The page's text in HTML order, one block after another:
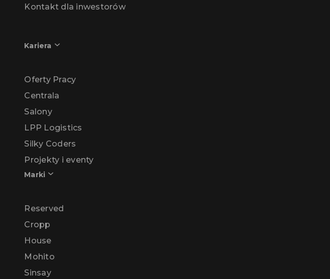
Kontakt dla inwestorów
Kariera
Oferty Pracy
Centrala
Salony
LPP Logistics
Silky Coders
Projekty i eventy
Marki
Reserved
Cropp
House
Mohito
Sinsay